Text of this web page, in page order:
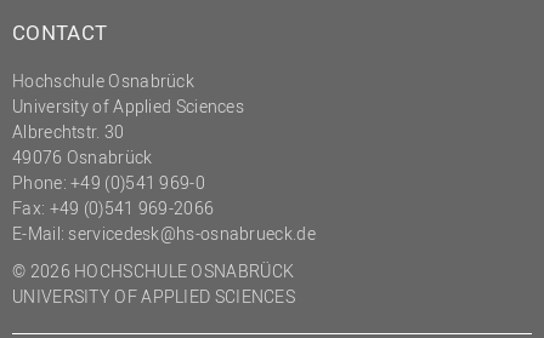
Science to Business GmbH
Studierendensekretariat
Studium und Lehre
Transfer- und
Innovationsmanagement
CONTACT
Hochschule Osnabrück
University of Applied Sciences
Albrechtstr. 30
49076 Osnabrück
Phone: +49 (0)541 969-0
Fax: +49 (0)541 969-2066
E-Mail: servicedesk@hs-osnabrueck.de
© 2026 HOCHSCHULE OSNABRÜCK
UNIVERSITY OF APPLIED SCIENCES